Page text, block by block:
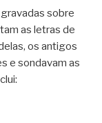
sobre
as letras de
os antigos
e sondavam as